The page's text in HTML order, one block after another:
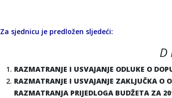
Za sjednicu je predložen sljedeći:
D
RAZMATRANJE I USVAJANJE ODLUKE O
RAZMATRANJE I USVAJANJE ZAKLJUČKA
RAZMATRANJA PRIJEDLOGA BUDŽETA ZA